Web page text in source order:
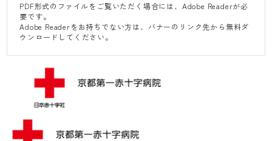
PDF形式のファイルをご覧いただく場合には、Adobe Readerが必
要です。
Adobe Readerをお持ちでない方は、バナーのリンク先から無料ダ
ウンロードしてください。